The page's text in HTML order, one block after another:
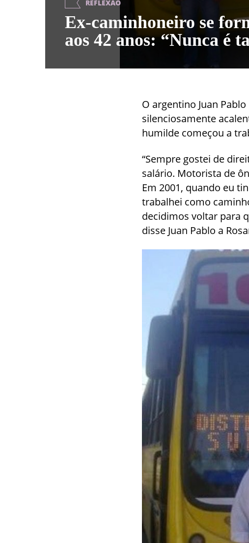
REFLEXÃO
Ex-caminhoneiro se
aos 42 anos: “Nunca é
O argentino Juan
silenciosamente
humilde começou a
“Sempre gostei de
salário. Motorista de
Em 2001, quando eu
trabalhei como
decidimos voltar para
disse Juan Pablo a